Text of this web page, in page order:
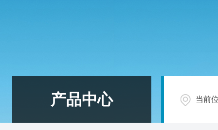
产品中心 当前